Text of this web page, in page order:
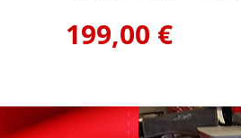
199,00 €